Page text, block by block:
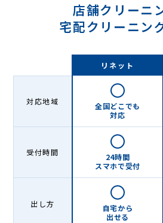
店舗クリーニ
宅配クリーニン
リネット
対応地域
全国どこでも
対応
受付時間
24時間
スマホで受付
出し方
自宅から
出せる